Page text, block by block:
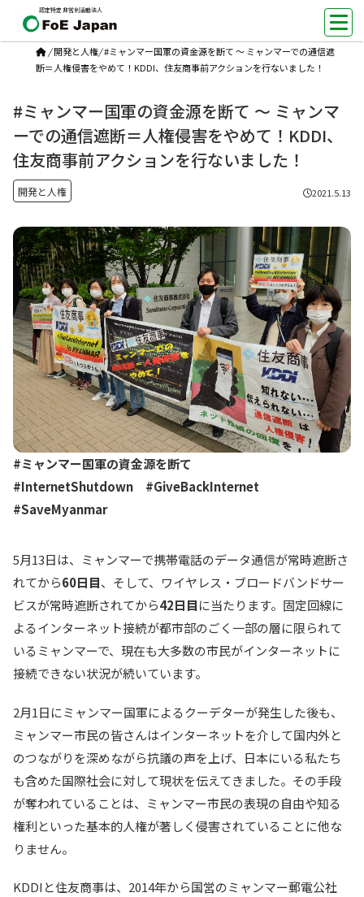
認定特定非営利活動法人
/開発と人権/#ミャンマー国軍の資金源を断て ～ ミャンマーでの通信遮
断＝人権侵害をやめて！KDDI、住友商事前アクションを行ないました！
#ミャンマー国軍の資金源を断て ～ ミャンマ
ーでの通信遮断＝人権侵害をやめて！KDDI、
住友商事前アクションを行ないました！
開発と人権 2021.5.13
#ミャンマー国軍の資金源を断て
#InternetShutdown #GiveBackInternet
#SaveMyanmar
5月13日は、ミャンマーで携帯電話のデータ通信が常時遮断さ
れてから60日目、そして、ワイヤレス・ブロードバンドサー
ビスが常時遮断されてから42日目に当たります。固定回線に
よるインターネット接続が都市部のごく一部の層に限られて
いるミャンマーで、現在も大多数の市民がインターネットに
接続できない状況が続いています。
2月1日にミャンマー国軍によるクーデターが発生した後も、
ミャンマー市民の皆さんはインターネットを介して国内外と
のつながりを深めながら抗議の声を上げ、日本にいる私たち
も含めた国際社会に対して現状を伝えてきました。その手段
が奪われていることは、ミャンマー市民の表現の自由や知る
権利といった基本的人権が著しく侵害されていることに他な
りません。
KDDIと住友商事は、2014年から国営のミャンマー郵電公社